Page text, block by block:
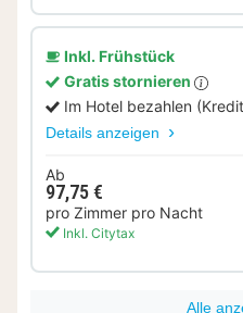
Inkl. Frühstück
Gratis stornieren
Im Hotel bezahlen
Details anzeigen
Ab
97,75 €
pro Zimmer pro Nacht
Inkl. Citytax
Alle